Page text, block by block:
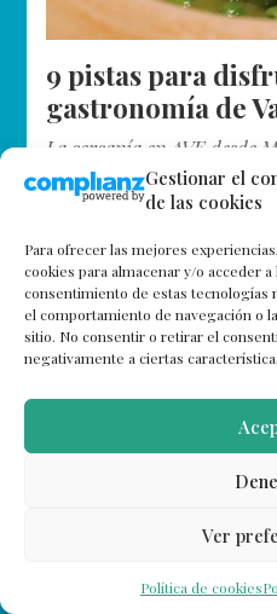
Gestionar el
de las cookies
Para ofrecer las mejores
cookies para almacenar y/o acceder
consentimiento de estas tecnologías
el comportamiento de navegación o
sitio. No consentir o retirar el
negativamente a ciertas
Ver
Política de cookies
9 pistas para
gastronomía de
La cercanía en AVE desde
luce durante más de 300
gastronomía que le ha